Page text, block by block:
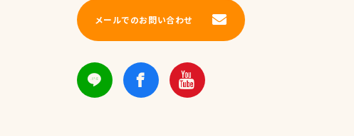
メールでのお問い合わせ